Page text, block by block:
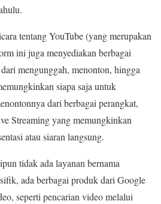
tentang YouTube (yang merupakan
ini juga menyediakan berbagai
mengunggah, menonton, hingga
siapa saja untuk
dari berbagai perangkat,
Streaming yang memungkinkan
atau siaran langsung.
tidak ada layanan bernama
ada berbagai produk dari Google
seperti pencarian video melalui